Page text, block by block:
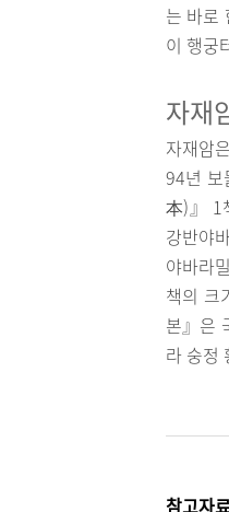
는 바로
이 행궁
자재
자재암
94년
本)』 1
강반야
야바라
책의 크
본』은
라 숭정
참고자